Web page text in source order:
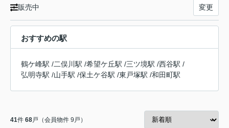
販売中 変更
おすすめの駅
鶴ケ峰駅 /二俣川駅 /希望ケ丘駅 /三ツ境駅 /西谷駅 /
弘明寺駅 /山手駅 /保土ケ谷駅 /東戸塚駅 /和田町駅
41件 68戸（会員物件 9戸）